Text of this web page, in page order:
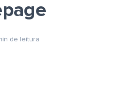
de leitura